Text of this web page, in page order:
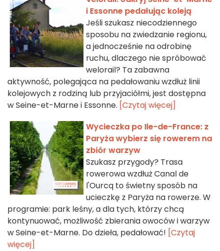
i Essonne pedałując koleją
Jeśli szukasz niecodziennego
sposobu na zwiedzanie regionu,
a jednocześnie na odrobinę
ruchu, dlaczego nie spróbować
welorail? Ta zabawna
aktywność, polegająca na pedałowaniu wzdłuż linii
kolejowych z rodziną lub przyjaciółmi, jest dostępna
w Seine-et-Marne i Essonne. [Czytaj więcej]
Wycieczka po Ile-de-France: z
Paryża wybierz się rowerem na
zbiór warzyw
Szukasz przygody? Trasa
rowerowa wzdłuż Canal de
l'Ourcq to świetny sposób na
ucieczkę z Paryża na rowerze. W
programie: park leśny, a dla tych, którzy chcą
kontynuować, możliwość zbierania owoców i warzyw
w Seine-et-Marne. Do dzieła, pedałować! [Czytaj
więcej]